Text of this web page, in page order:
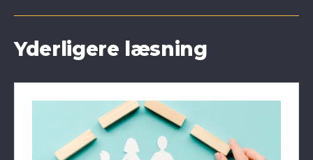
Yderligere læsning